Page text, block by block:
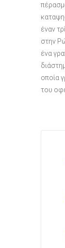
έναν
στην
ένα
οποία
του